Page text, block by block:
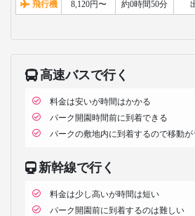
飛行機 8,120円〜 約0時間50分
高速バスで行く
料金は安いが時間はかかる
パーク開園時間前に到着できる
パークの敷地内に到着するので移動が
新幹線で行く
料金は少し高いが時間は短い
パーク開園前に到着するのは難しい